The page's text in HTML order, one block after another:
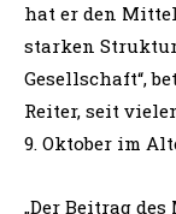
hat er den
starken
Gesellschaft“,
Reiter, seit
9. Oktober im
„Der Beitrag